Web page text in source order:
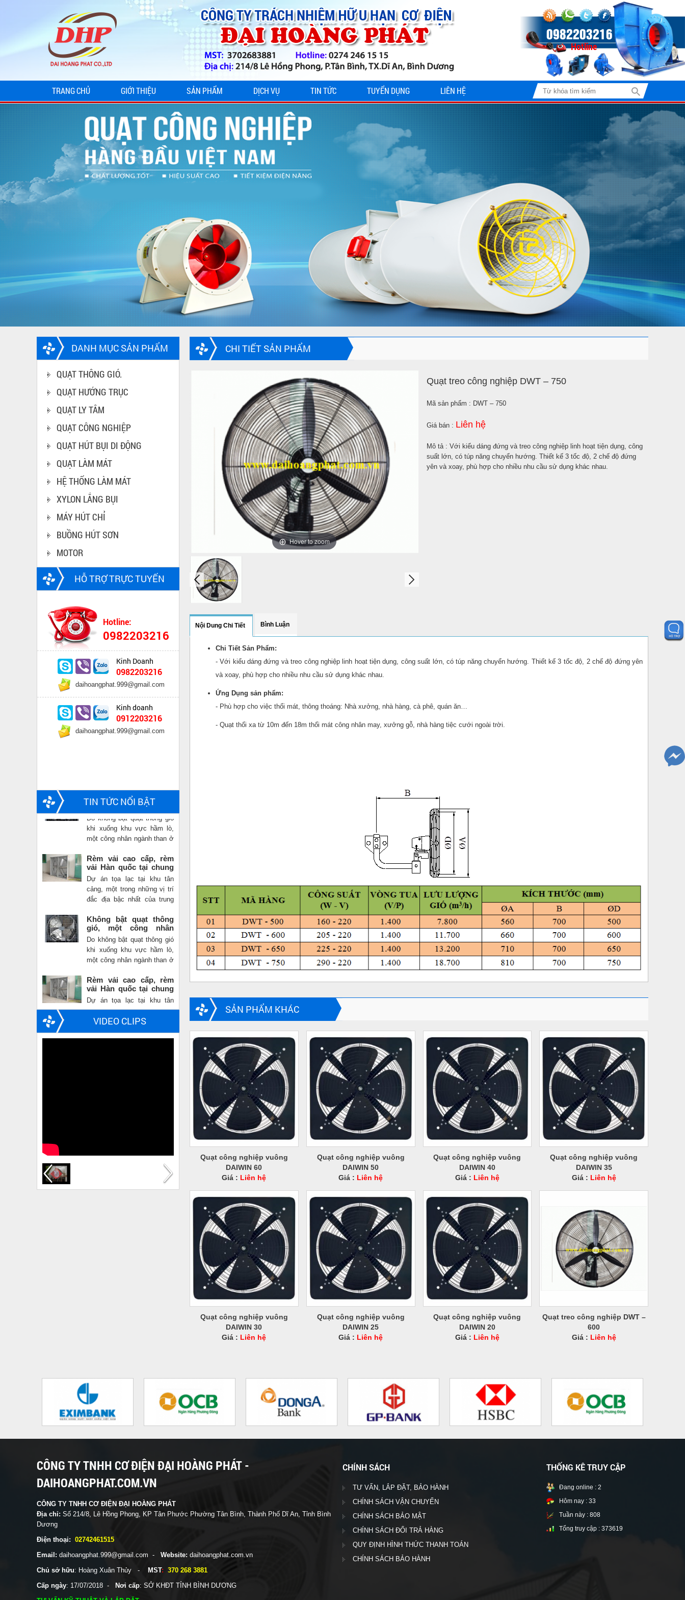
0982203216
TRANG CHỦ GIỚI THIỆU SẢN PHẨM DỊCH VỤ TIN TỨC TUYỂN DỤNG LIÊN HỆ
DANH MỤC SẢN PHẨM
QUẠT THÔNG GIÓ.
QUẠT HƯỚNG TRỤC
QUẠT LY TÂM
QUẠT CÔNG NGHIỆP
QUẠT HÚT BỤI DI ĐỘNG
QUẠT LÀM MÁT
HỆ THỐNG LÀM MÁT
XYLON LẮNG BỤI
MÁY HÚT CHỈ
BUỒNG HÚT SƠN
MOTOR
HỖ TRỢ TRỰC TUYẾN
Hotline:
0982203216
Kinh Doanh
0982203216
daihoangphat.999@gmail.com
Kinh doanh
0912203216
daihoangphat.999@gmail.com
TIN TỨC NỔI BẬT
gió, một công nhân
ngành than chết trong
hầm lò
Do không bật quạt thông gió
một công nhân ngành than ở
Quảng Ninh thiệt mạng vì
ngạt khí.
Rèm vải cao cấp, rèm
cư Vinhomes central
park
Dự án tọa lạc tại khu tân
cảng, một trong những vị trí
đắc địa bậc nhất của trung
tâm thành phố Hồ Chí Minh,
với số lượng khoảng 10.000
dựng theo mô hình thành
phố xanh thu nhỏ,
Vinhomes...
Không bật quạt thông
ngành than chết trong
hầm lò
Do không bật quạt thông gió
khi xuống khu vực hầm lò,
một công nhân ngành than ở
Quảng Ninh thiệt mạng vì
ngạt khí.
Rèm vải cao cấp, rèm
cư Vinhomes central
park
Dự án tọa lạc tại khu tân
cảng, một trong những vị trí
đắc địa bậc nhất của trung
với số lượng khoảng 10.000
căn hộ tiêu chuẩn được xây
VIDEO CLIPS
CHI TIẾT SẢN PHẨM
Hover to zoom
Quạt treo công nghiệp DWT – 750
Mã sản phẩm : DWT – 750
Giá bán : Liên hệ
Mô tả : Với kiểu dáng đứng và treo công nghiệp linh hoạt tiện dụng, công
suất lớn, có túp năng chuyển hướng. Thiết kế 3 tốc độ, 2 chế độ đứng
yên và xoay, phù hợp cho nhiều nhu cầu sử dụng khác nhau.
Nội Dung Chi Tiết Bình Luận
Chi Tiết Sản Phẩm:
- Với kiểu dáng đứng và treo công nghiệp linh hoạt tiện dụng, công suất lớn, có túp năng chuyển hướng. Thiết kế 3 tốc độ, 2 chế độ đứng yên
và xoay, phù hợp cho nhiều nhu cầu sử dụng khác nhau.
Ứng Dụng sản phẩm:
- Phù hợp cho việc thổi mát, thông thoáng: Nhà xưởng, nhà hàng, cà phê, quán ăn…
- Quạt thổi xa từ 10m đến 18m thổi mát công nhân may, xưởng gỗ, nhà hàng tiệc cưới ngoài trời.
SẢN PHẨM KHÁC
Quạt công nghiệp vuông
DAIWIN 60
Giá : Liên hệ
Quạt công nghiệp vuông
DAIWIN 50
Giá : Liên hệ
Quạt công nghiệp vuông
DAIWIN 40
Giá : Liên hệ
Quạt công nghiệp vuông
DAIWIN 35
Giá : Liên hệ
Quạt công nghiệp vuông
DAIWIN 30
Giá : Liên hệ
Quạt công nghiệp vuông
DAIWIN 25
Giá : Liên hệ
Quạt công nghiệp vuông
DAIWIN 20
Giá : Liên hệ
Quạt treo công nghiệp DWT –
600
Giá : Liên hệ
CÔNG TY TNHH CƠ ĐIỆN ĐẠI HOÀNG PHÁT -
DAIHOANGPHAT.COM.VN
CÔNG TY TNHH CƠ ĐIỆN ĐẠI HOÀNG PHÁT
Địa chỉ: Số 214/8, Lê Hồng Phong, KP Tân Phước Phường Tân Bình, Thành Phố Dĩ An, Tỉnh Bình
Dương
Điện thoại: 02742461515
Email: daihoangphat.999@gmail.com - Website: daihoangphat.com.vn
Chủ sở hữu: Hoàng Xuân Thủy - MST: 370 268 3881
Cấp ngày: 17/07/2018 - Nơi cấp: SỞ KHĐT TỈNH BÌNH DƯƠNG
CHÍNH SÁCH
TƯ VẤN, LẮP ĐẶT, BẢO HÀNH
CHÍNH SÁCH VẬN CHUYỂN
CHÍNH SÁCH BẢO MẬT
CHÍNH SÁCH ĐỔI TRẢ HÀNG
QUY ĐỊNH HÌNH THỨC THANH TOÁN
CHÍNH SÁCH BẢO HÀNH
THỐNG KÊ TRUY CẬP
Đang online : 2
Hôm nay : 33
Tuần này : 808
Tổng truy cập : 373619